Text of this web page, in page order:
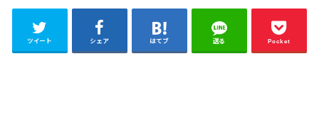
ツイート シェア はてブ 送る Pocket